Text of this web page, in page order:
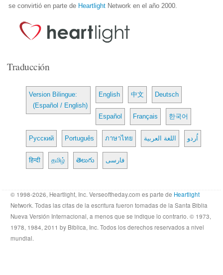
se convirtió en parte de Heartlight Network en el año 2000.
Traducción
Version Bilingue:
(Español / English)
English 中文 Deutsch
Español Français 한국어
Русский Português ภาษาไทย اللغة العربية اُردو
हिन्दी தமிழ் తెలుగు فارسی
© 1998-2026, Heartlight, Inc. Verseoftheday.com es parte de Heartlight
Network. Todas las citas de la escritura fueron tomadas de la Santa Biblia
Nueva Versión Internacional, a menos que se indique lo contrario. © 1973,
1978, 1984, 2011 by Biblica, Inc. Todos los derechos reservados a nivel
mundial.